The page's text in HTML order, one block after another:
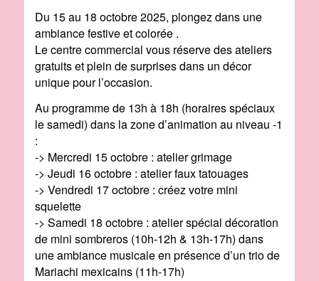
Du 15 au 18 octobre 2025, plongez dans une
ambiance festive et colorée .
Le centre commercial vous réserve des ateliers
gratuits et plein de surprises dans un décor
unique pour l’occasion.
Au programme de 13h à 18h (horaires spéciaux
le samedi) dans la zone d’animation au niveau -1
:
-> Mercredi 15 octobre : atelier grimage
-> Jeudi 16 octobre : atelier faux tatouages
-> Vendredi 17 octobre : créez votre mini
squelette
-> Samedi 18 octobre : atelier spécial décoration
de mini sombreros (10h-12h & 13h-17h) dans
une ambiance musicale en présence d’un trio de
Mariachi mexicains (11h-17h)